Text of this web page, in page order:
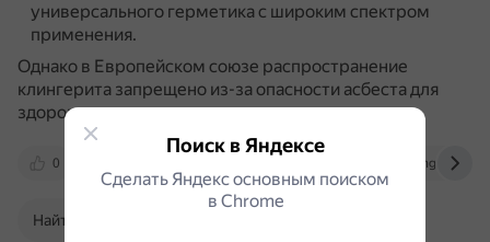
универсального герметика с широким спектром
применения.
Однако в Европейском союзе распространение
клингерита запрещено из-за опасности асбеста для
здоровья.
0 www.ngpedia.ru
Найти в Поиске
Поиск в Яндексе
Сделать Яндекс основным поиском
в Сhrome